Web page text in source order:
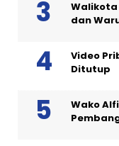
Walikota
dan
Video
Ditutup
Wako